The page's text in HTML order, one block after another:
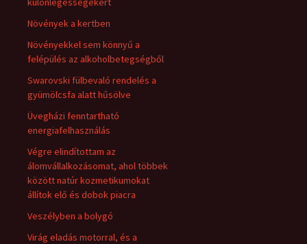
Növények a kertben
Növényekkel sem könnyű a
felépülés az alkoholbetegségből
Swarovski fülbevaló rendelés a
gyümölcsfa alatt hűsölve
Üvegházi fenntartható
energiafelhasználás
Végre elindítottam az
álomvállalkozásomat, ahol többek
között natúr kozmetikumokat
állítok elő és dobok piacra
Veszélyben a bolygó
Virág eladás motorral, és a